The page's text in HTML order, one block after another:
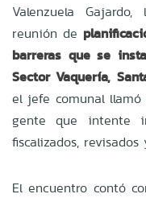
Valenzuela
reunión de
barreras que se
Sector Vaquería,
el jefe comunal
gente que intente
fiscalizados,
El encuentro contó